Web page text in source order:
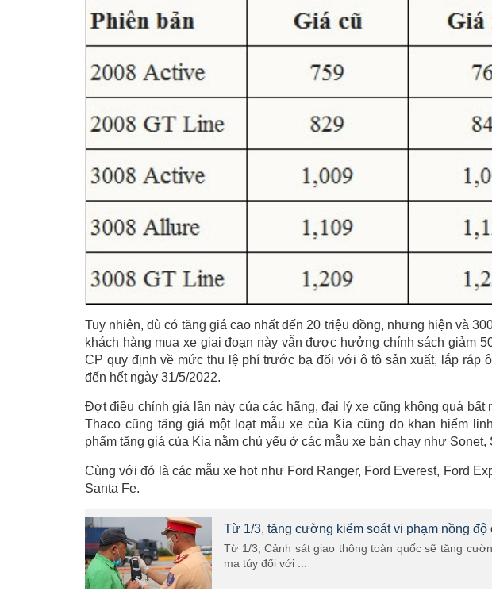
Tuy nhiên, dù có tăng giá cao nhất đến 20 triệu đồng, nhưng hiện và
khách hàng mua xe giai đoạn này vẫn được hưởng chính sách giảm
CP quy định về mức thu lệ phí trước bạ đối với ô tô sản xuất, lắp ráp
đến hết ngày 31/5/2022.
Đợt điều chỉnh giá lần này của các hãng, đại lý xe cũng không quá
Thaco cũng tăng giá một loạt mẫu xe của Kia cũng do khan hiếm
phẩm tăng giá của Kia nằm chủ yếu ở các mẫu xe bán chạy như Sonet,
Cùng với đó là các mẫu xe hot như Ford Ranger, Ford Everest, Ford
Santa Fe.
Từ 1/3, tăng cường kiểm soát vi phạm nồng
Từ 1/3, Cảnh sát giao thông toàn quốc sẽ tăng
ma túy đối với ...